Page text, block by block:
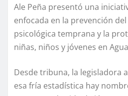
Ale Peña presentó una
enfocada en la prevención
psicológica temprana y la
niñas, niños y jóvenes en
Desde tribuna, la legisladora
esa fría estadística hay